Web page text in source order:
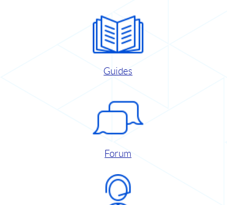
Guides
Forum